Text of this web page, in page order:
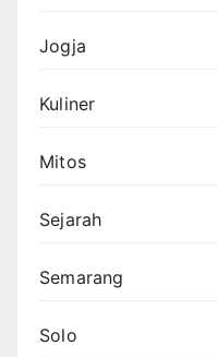
Jogja
Kuliner
Mitos
Sejarah
Semarang
Solo